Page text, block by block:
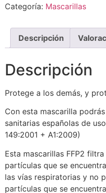
Categoría: Mascarillas
Descripción
Descripción
Protege a los demás, y
Con esta mascarilla
sanitarias españolas de
149:2001 + A1:2009)
Esta mascarillas FFP2
partículas que se
las vías respiratorias y no
partículas que se